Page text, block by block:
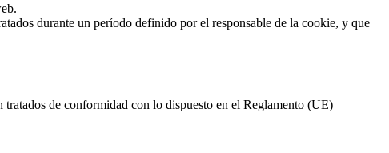
durante un período definido por el responsable de la cookie, y que
tratados de conformidad con lo dispuesto en el Reglamento (UE)